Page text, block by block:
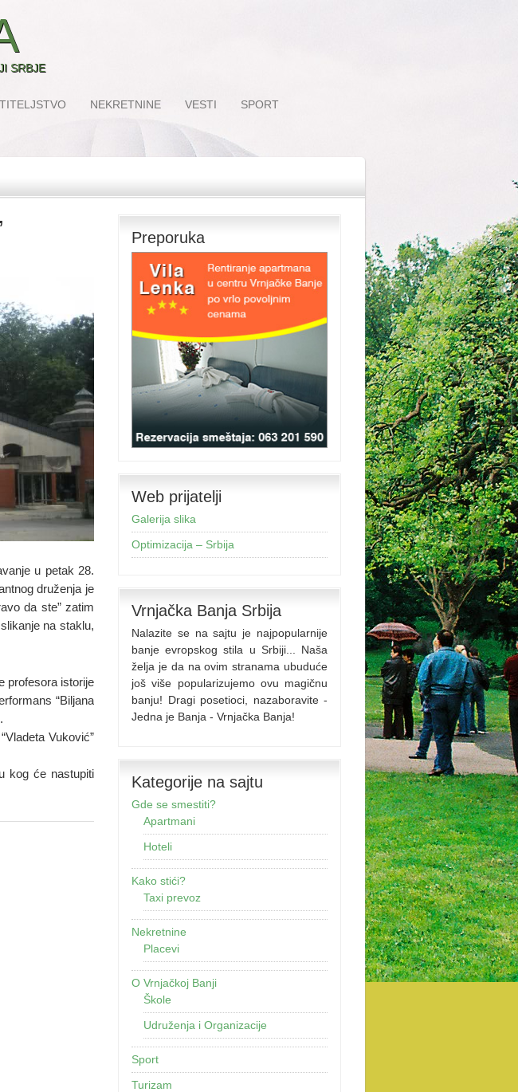
SRBJE
NEKRETNINE VESTI
SPORT
u petak 28.
druženja je
da ste” zatim
na staklu,
profesora istorije
“Biljana
Vuković”
kog će nastupiti
Preporuka
Web prijatelji
Galerija slika
Optimizacija – Srbija
Vrnjačka Banja Srbija
Nalazite se na sajtu je najpopularnije
banje evropskog stila u Srbiji... Naša
želja je da na ovim stranama ubuduće
još više popularizujemo ovu magičnu
banju! Dragi posetioci, nazaboravite -
Jedna je Banja - Vrnjačka Banja!
Kategorije na sajtu
Gde se smestiti?
Apartmani
Hoteli
Kako stići?
Taxi prevoz
Nekretnine
Placevi
O Vrnjačkoj Banji
Škole
Udruženja i Organizacije
Sport
Turizam